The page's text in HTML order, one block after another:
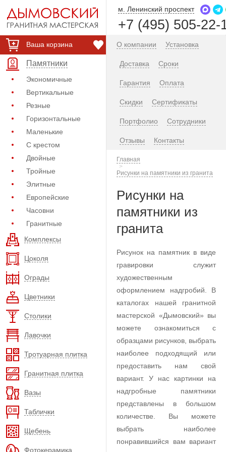
Ваша корзина
Памятники
Экономичные
Вертикальные
Резные
Горизонтальные
Маленькие
С крестом
Двойные
Тройные
Элитные
Европейские
Часовни
Гранитные
Комплексы
Цоколя
Ограды
Цветники
Столики
Лавочки
Тротуарная плитка
Гранитная плитка
Вазы
Таблички
Щебень
Фотокерамика
м. Ленинский проспект
+7 (495) 505-22-
О компании Установка
Доставка Сроки
Гарантия Оплата
Скидки Сертификаты
Портфолио Сотрудники
Отзывы Контакты
Главная
Рисунки на памятники из гранита
Рисунки на
памятники из
гранита
Рисунок на памятник в виде
гравировки служит
художественным
оформлением надгробий. В
каталогах нашей гранитной
мастерской «Дымовский» вы
можете ознакомиться с
образцами рисунков, выбрать
наиболее подходящий или
предоставить нам свой
вариант. У нас картинки на
надгробные памятники
представлены в большом
количестве. Вы можете
выбрать наиболее
понравившийся вам вариант